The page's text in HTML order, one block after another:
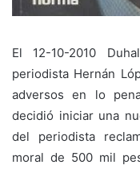
El 12-10-2010
periodista Hernán
adversos en lo
decidió iniciar una
del periodista
moral de 500 mil